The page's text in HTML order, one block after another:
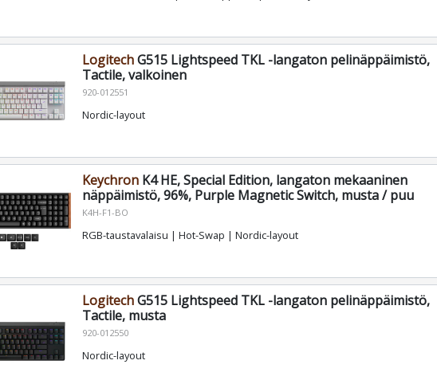
LogitechG515 Lightspeed TKL -langaton pelinäppäimistö,
Tactile, valkoinen
920-012551
Nordic-layout
KeychronK4 HE, Special Edition, langaton mekaaninen
näppäimistö, 96%, Purple Magnetic Switch, musta / puu
K4H-F1-BO
RGB-taustavalaisu | Hot-Swap | Nordic-layout
LogitechG515 Lightspeed TKL -langaton pelinäppäimistö,
Tactile, musta
920-012550
Nordic-layout